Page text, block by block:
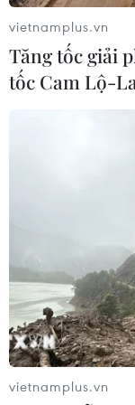
Sắc đỏ bao
Cổ phiếu bán
tạo lực đỡ cho
vietnamplus.vn
Tăng tốc giải
tốc Cam Lộ-
vietnamplus.vn